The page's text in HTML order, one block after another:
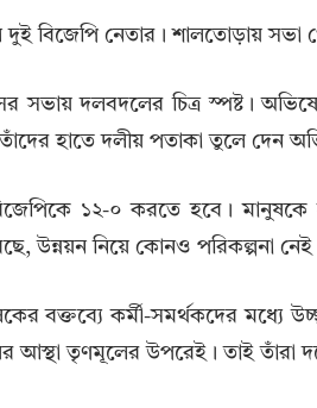
বিজেপি নেতার। শালতোড়ায় সভা
সভায় দলবদলের চিত্র স্পষ্ট।
হাতে দলীয় পতাকা তুলে দেন
১২-০ করতে হবে। মানুষকে
উন্নয়ন নিয়ে কোনও পরিকল্পনা
বক্তব্যে কর্মী-সমর্থকদের মধ্যে
আস্থা তৃণমূলের উপরেই। তাই তাঁরা